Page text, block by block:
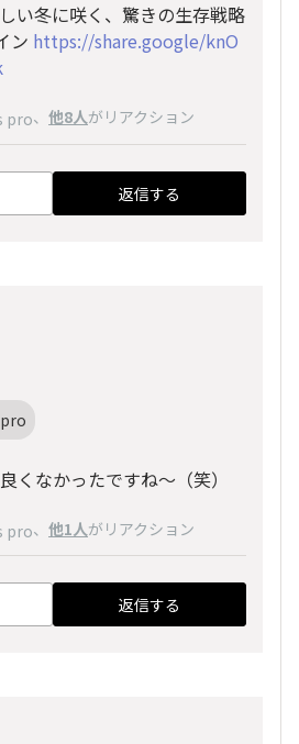
い冬に咲く、驚きの生存戦略
ン https://share.google/knO
pro、 他8人がリアクション
返信する
くなかったですね～（笑）
pro、 他1人がリアクション
返信する